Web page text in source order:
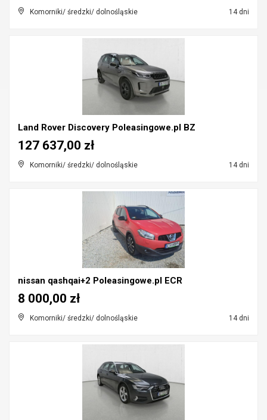
Komorniki/ średzki/ dolnośląskie 14 dni
Land Rover Discovery Poleasingowe.pl BZ
Komorniki/ średzki/ dolnośląskie 14 dni
127 637,00 zł
nissan qashqai+2 Poleasingowe.pl ECR
Komorniki/ średzki/ dolnośląskie 14 dni
8 000,00 zł